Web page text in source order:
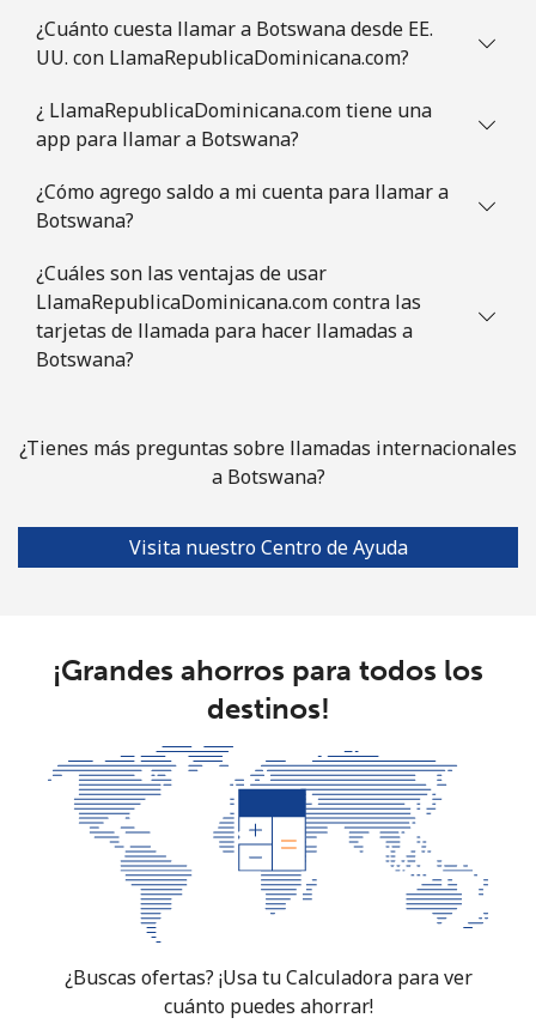
Línea fija ⁦29.5¢⁩ 16 min por ⁦€5⁩
Celular ⁦14¢⁩
Brunei
Celular ⁦31.5¢⁩ 15 min por ⁦€5⁩ ⁦7¢⁩
Bulgaria
Línea fija 333 min por ⁦€5⁩
Burkina Faso
Celular ⁦42.9¢⁩ 11 min por ⁦€5⁩ ⁦24¢⁩
Línea fija ⁦62.9¢⁩ 7 min por ⁦€5⁩
⁦57.5¢⁩ 8 min por ⁦€5⁩ -
¿Cuánto cuesta llamar a Botswana desde EE.
UU. con LlamaRepublicaDominicana.com?
¿ LlamaRepublicaDominicana.com tiene una
app para llamar a Botswana?
¿Cómo agrego saldo a mi cuenta para llamar a
Botswana?
¿Cuáles son las ventajas de usar
LlamaRepublicaDominicana.com contra las
tarjetas de llamada para hacer llamadas a
Botswana?
¿Tienes más preguntas sobre llamadas internacionales
a Botswana?
Visita nuestro Centro de Ayuda
¡Grandes ahorros para todos los
destinos!
¿Buscas ofertas? ¡Usa tu Calculadora para ver
cuánto puedes ahorrar!